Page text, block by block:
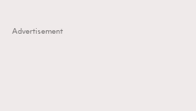
Advertisement